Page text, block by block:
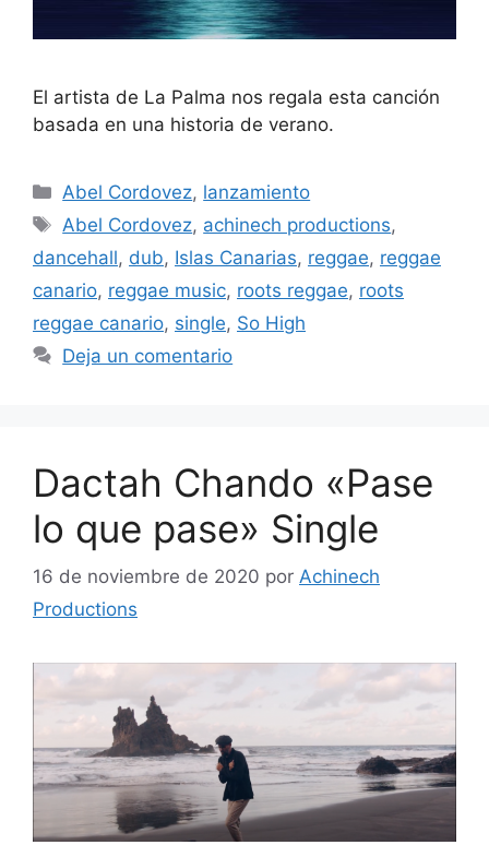
El artista de La Palma nos regala esta canción
basada en una historia de verano.
Abel Cordovez, lanzamiento
Abel Cordovez, achinech productions,
dancehall, dub, Islas Canarias, reggae, reggae
canario, reggae music, roots reggae, roots
reggae canario, single, So High
Deja un comentario
Dactah Chando «Pase
lo que pase» Single
16 de noviembre de 2020 por Achinech
Productions